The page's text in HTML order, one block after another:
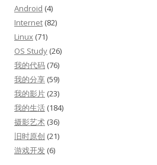
Android (4)
Internet (82)
Linux (71)
OS Study (26)
我的代码 (76)
我的分享 (59)
我的影片 (23)
我的生活 (184)
摄影艺术 (36)
旧时原创 (21)
游戏开发 (6)